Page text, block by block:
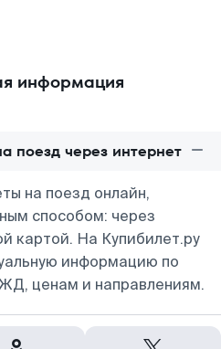
информация
поезд через интернет
на поезд онлайн,
способом: через
картой. На Купибилет.ру
информацию по
ценам и направлениям.